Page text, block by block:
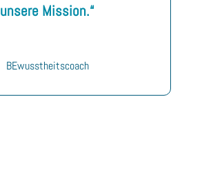
unsere Mission.“
BEwusstheitscoach